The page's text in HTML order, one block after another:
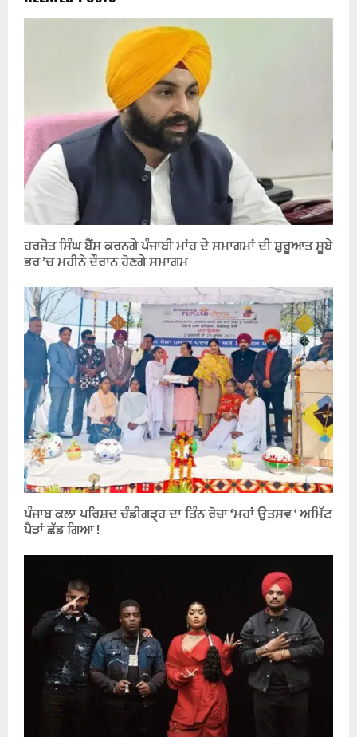
ਹਰਜੋਤ ਸਿੰਘ ਬੈਂਸ ਕਰਨਗੇ ਪੰਜਾਬੀ ਮਾਂਹ ਦੇ ਸਮਾਗਮਾਂ ਦੀ ਸ਼ੁਰੂਆਤ ਸੂਬੇ
ਭਰ ’ਚ ਮਹੀਨੇ ਦੌਰਾਨ ਹੋਣਗੇ ਸਮਾਗਮ
ਪੰਜਾਬ ਕਲਾ ਪਰਿਸ਼ਦ ਚੰਡੀਗੜ੍ਹ ਦਾ ਤਿੰਨ ਰੋਜ਼ਾ ‘ਮਹਾਂ ਉਤਸਵ ‘ ਅਮਿੱਟ
ਪੈੜਾਂ ਛੱਡ ਗਿਆ !